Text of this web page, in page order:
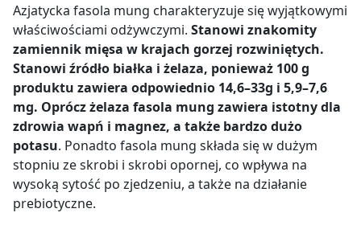
Azjatycka fasola mung charakteryzuje się wyjątkowymi
właściwościami odżywczymi. Stanowi znakomity
zamiennik mięsa w krajach gorzej rozwiniętych.
Stanowi źródło białka i żelaza, ponieważ 100 g
produktu zawiera odpowiednio 14,6–33g i 5,9–7,6
mg. Oprócz żelaza fasola mung zawiera istotny dla
zdrowia wapń i magnez, a także bardzo dużo
potasu. Ponadto fasola mung składa się w dużym
stopniu ze skrobi i skrobi opornej, co wpływa na
wysoką sytość po zjedzeniu, a także na działanie
prebiotyczne.